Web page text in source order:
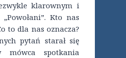
klarownym i
Kto nas
to dla nas oznacza?
pytań starał się
mówca spotkania